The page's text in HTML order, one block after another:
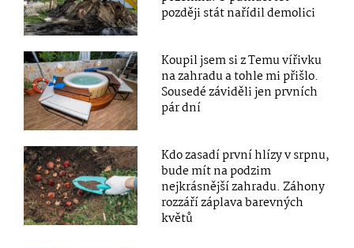
později stát nařídil demolici
Koupil jsem si z Temu vířivku
na zahradu a tohle mi přišlo.
Sousedé záviděli jen prvních
pár dní
Kdo zasadí první hlízy v srpnu,
bude mít na podzim
nejkrásnější zahradu. Záhony
rozzáří záplava barevných
květů